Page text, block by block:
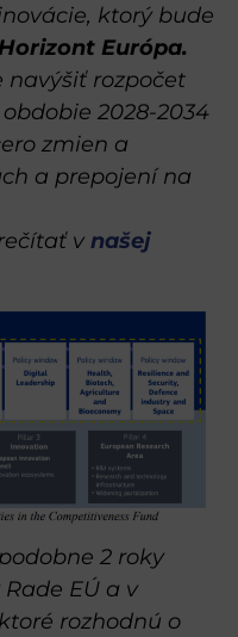
ktorý bude
Európa.
navýšiť rozpočet
2028-2034
zmien a
a prepojení na
v našej
2 roky
EÚ a v
rozhodnú o